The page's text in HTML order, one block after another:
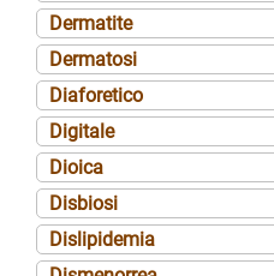
Dermatite
Dermatosi
Diaforetico
Digitale
Dioica
Disbiosi
Dislipidemia